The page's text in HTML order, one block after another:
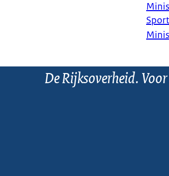
Sport
De Rijksoverheid.